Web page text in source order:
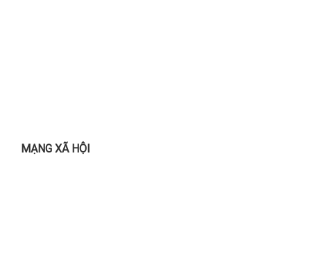
MẠNG XÃ HỘI